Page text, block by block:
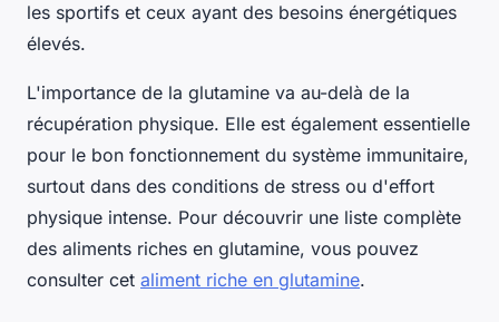
les sportifs et ceux ayant des besoins énergétiques
élevés.
L'importance de la glutamine va au-delà de la
récupération physique. Elle est également essentielle
pour le bon fonctionnement du système immunitaire,
surtout dans des conditions de stress ou d'effort
physique intense. Pour découvrir une liste complète
des aliments riches en glutamine, vous pouvez
consulter cet aliment riche en glutamine.